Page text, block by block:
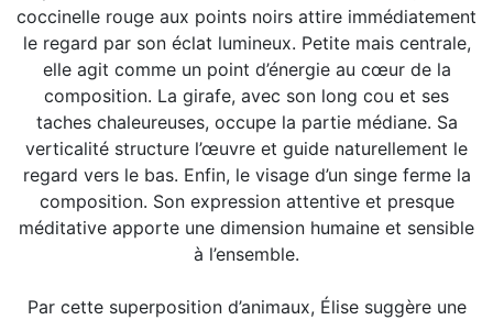
coccinelle rouge aux points noirs attire immédiatement
le regard par son éclat lumineux. Petite mais centrale,
elle agit comme un point d’énergie au cœur de la
composition. La girafe, avec son long cou et ses
taches chaleureuses, occupe la partie médiane. Sa
verticalité structure l’œuvre et guide naturellement le
regard vers le bas. Enfin, le visage d’un singe ferme la
composition. Son expression attentive et presque
méditative apporte une dimension humaine et sensible
à l’ensemble.
Par cette superposition d’animaux, Élise suggère une